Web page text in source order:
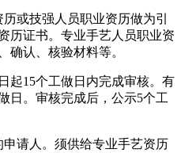
技强人员职业资历做为引
历证书。专业手艺人员职业资
确认、核验材料等。
15个工做日内完成审核。有
日。审核完成后，公示5个工
请人。须供给专业手艺资历